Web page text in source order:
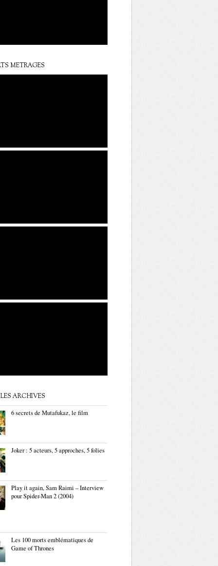
METRAGES
ARCHIVES
6 secrets de Mutafukaz, le film
Joker : 5 acteurs, 5 approches, 5 folies
Play it again, Sam Raimi – Interview
pour Spider-Man 2 (2004)
Les 100 morts emblématiques de
Game of Thrones